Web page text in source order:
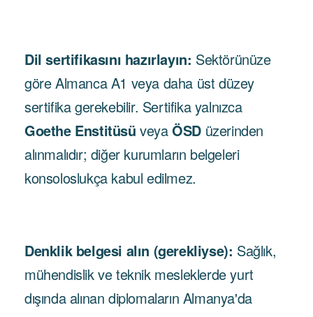
Dil sertifikasını hazırlayın: Sektörünüze
göre Almanca A1 veya daha üst düzey
sertifika gerekebilir. Sertifika yalnızca
Goethe Enstitüsü veyaÖSD üzerinden
alınmalıdır; diğer kurumların belgeleri
konsoloslukça kabul edilmez.
Denklik belgesi alın (gerekliyse): Sağlık,
mühendislik ve teknik mesleklerde yurt
dışında alınan diplomaların Almanya'da